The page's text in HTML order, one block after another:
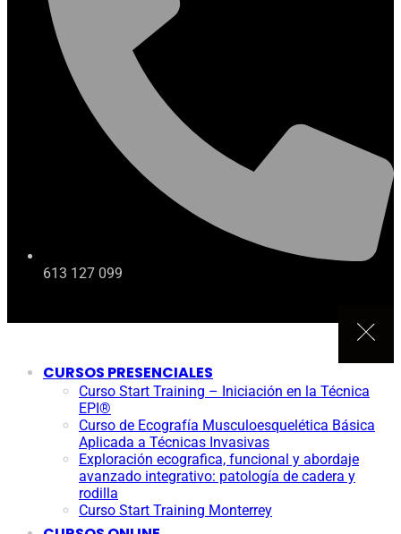
613 127 099
CURSOS PRESENCIALES
Curso Start Training – Iniciación en la Técnica
EPI®
Curso de Ecografía Musculoesquelética Básica
Aplicada a Técnicas Invasivas
Exploración ecografica, funcional y abordaje
avanzado integrativo: patología de cadera y
rodilla
Curso Start Training Monterrey